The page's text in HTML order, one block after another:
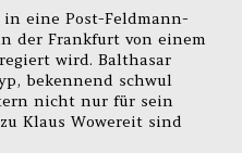
eine Post-Feldmann-
der Frankfurt von einem
wird. Balthasar
bekennend schwul
nicht nur für sein
Klaus Wowereit sind